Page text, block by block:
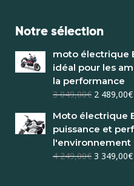
Notre sélection
moto électrique
idéal pour les
la performance
3 049,00€ 2 489,00€
Moto électrique
puissance et
l'environnement
4 249,00€ 3 349,00€